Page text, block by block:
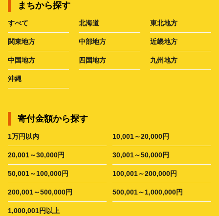
まちから探す
すべて 北海道 東北地方
関東地方 中部地方 近畿地方
中国地方 四国地方 九州地方
沖縄
寄付金額から探す
1万円以内 10,001～20,000円
20,001～30,000円 30,001～50,000円
50,001～100,000円 100,001～200,000円
200,001～500,000円 500,001～1,000,000円
1,000,001円以上